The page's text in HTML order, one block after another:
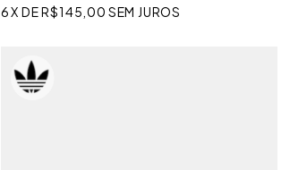
6X DER$145,00 SEM JUROS